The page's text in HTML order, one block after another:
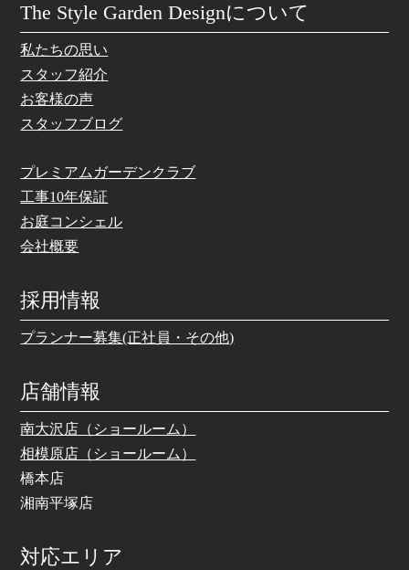
The Style Garden Designについて
私たちの思い
スタッフ紹介
お客様の声
スタッフブログ
プレミアムガーデンクラブ
工事10年保証
お庭コンシェル
会社概要
採用情報
プランナー募集(正社員・その他)
店舗情報
南大沢店（ショールーム）
相模原店（ショールーム）
橋本店
湘南平塚店
対応エリア